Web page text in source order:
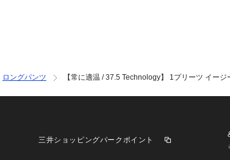
ロングパンツ 【常に適温 / 37.5 Technology】 1プリーツ イージ
三井ショッピングパークポイント